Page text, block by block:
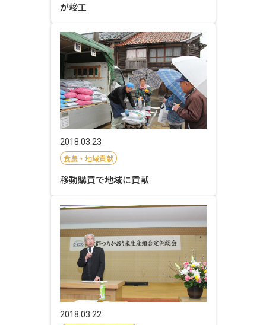
が竣工
2018.03.23
食農・地域貢献
移動購買で地域に貢献
2018.03.22